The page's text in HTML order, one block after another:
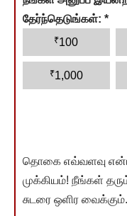
தேர்ந்தெடுங்கள்: *
₹100
₹1,000
தொகை எவ்வளவு
முக்கியம்! நீங்கள்
சுடரை ஒளிர